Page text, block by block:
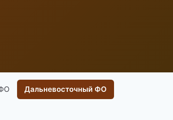
Дальневосточный ФО